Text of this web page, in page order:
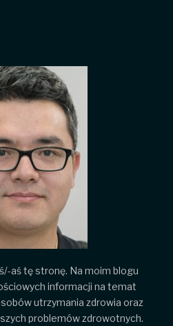
aś tę stronę. Na moim blogu
informacji na temat
utrzymania zdrowia oraz
problemów zdrowotnych.